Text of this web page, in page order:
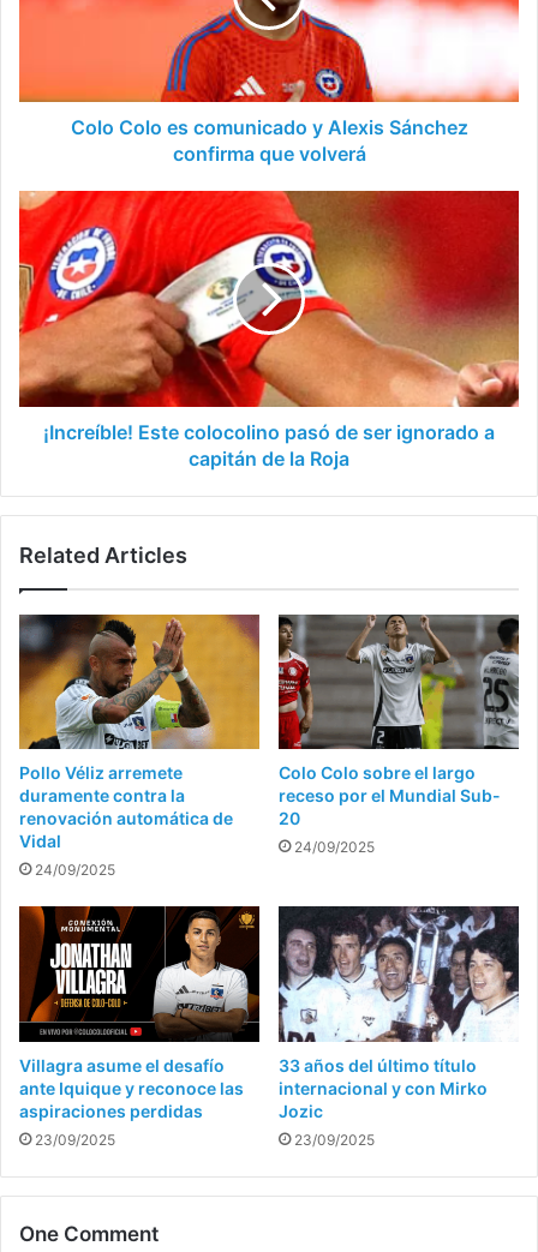
que
volveráColo Colo es comunicado y Alexis Sánchez
confirma que volverá
¡Increíble!
Este
colocolino
pasó
de
ser
ignorado
a
capitán
¡Increíble! Este colocolino pasó de ser ignorado a
capitán de la Roja
Related Articles
Pollo Véliz arremete
duramente contra la
renovación automática de
Vidal
24/09/2025
Colo Colo sobre el largo
receso por el Mundial Sub-
20
24/09/2025
Villagra asume el desafío
ante Iquique y reconoce las
aspiraciones perdidas
23/09/2025
33 años del último título
internacional y con Mirko
Jozic
23/09/2025
One Comment